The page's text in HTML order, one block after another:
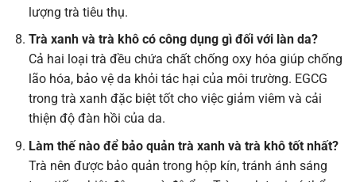
lượng trà tiêu thụ.
Trà xanh và trà khô có công dụng gì đối với làn da?
Cả hai loại trà đều chứa chất chống oxy hóa giúp chống
lão hóa, bảo vệ da khỏi tác hại của môi trường. EGCG
trong trà xanh đặc biệt tốt cho việc giảm viêm và cải
thiện độ đàn hồi của da.
Làm thế nào để bảo quản trà xanh và trà khô tốt nhất?
Trà nên được bảo quản trong hộp kín, tránh ánh sáng